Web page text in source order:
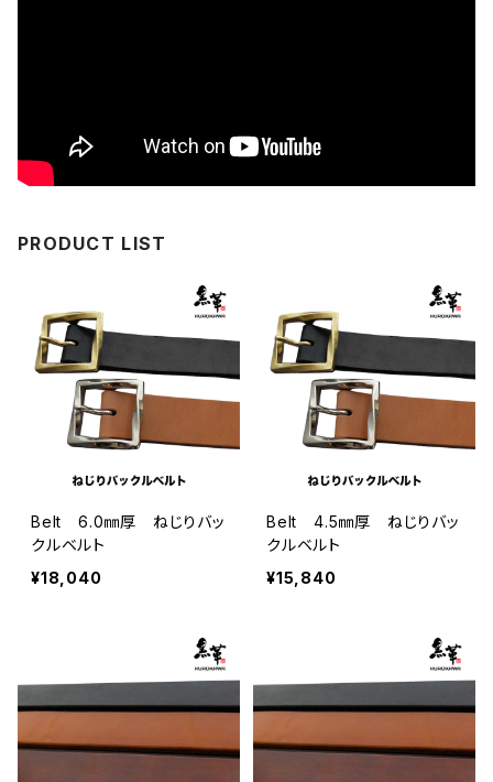
PRODUCT LIST
Belt 6.0㎜厚 ねじりバッ
クルベルト
¥18,040
Belt 4.5㎜厚 ねじりバッ
クルベルト
¥15,840